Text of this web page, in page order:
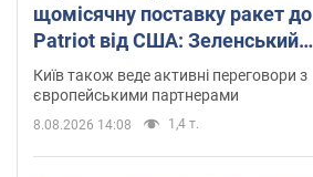
щомісячну поставку ракет до
Patriot від США: Зеленський
розкрив подробиці
Київ також веде активні переговори з
європейськими партнерами
8.08.2026 14:08 1,4 т.